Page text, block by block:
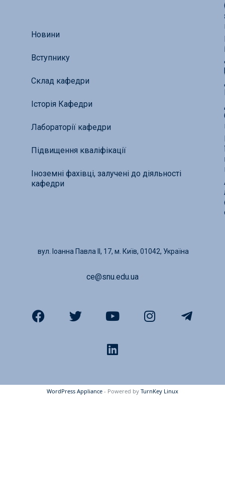
Новини
Вступнику
Склад кафедри
Історія Кафедри
Лабораторії кафедри
Підвищення кваліфікації
Іноземні фахівці, залучені до діяльності
кафедри
вул. Іоанна Павла ІІ, 17, м. Київ, 01042, Україна
ce@snu.edu.ua
WordPress Appliance - Powered by TurnKey Linux